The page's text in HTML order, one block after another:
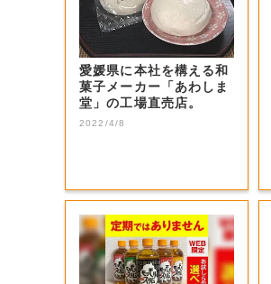
愛媛県に本社を構える和
菓子メーカー「あわしま
堂」の工場直売店。
2022/4/8